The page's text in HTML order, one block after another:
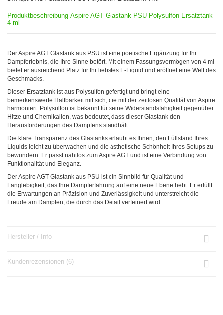
Produktbeschreibung Aspire AGT Glastank PSU Polysulfon Ersatztank
4 ml
Der Aspire AGT Glastank aus PSU ist eine poetische Ergänzung für Ihr
Dampferlebnis, die Ihre Sinne betört. Mit einem Fassungsvermögen von 4 ml
bietet er ausreichend Platz für Ihr liebstes E-Liquid und eröffnet eine Welt des
Geschmacks.
Dieser Ersatztank ist aus Polysulfon gefertigt und bringt eine
bemerkenswerte Haltbarkeit mit sich, die mit der zeitlosen Qualität von Aspire
harmoniert. Polysulfon ist bekannt für seine Widerstandsfähigkeit gegenüber
Hitze und Chemikalien, was bedeutet, dass dieser Glastank den
Herausforderungen des Dampfens standhält.
Die klare Transparenz des Glastanks erlaubt es Ihnen, den Füllstand Ihres
Liquids leicht zu überwachen und die ästhetische Schönheit Ihres Setups zu
bewundern. Er passt nahtlos zum Aspire AGT und ist eine Verbindung von
Funktionalität und Eleganz.
Der Aspire AGT Glastank aus PSU ist ein Sinnbild für Qualität und
Langlebigkeit, das Ihre Dampferfahrung auf eine neue Ebene hebt. Er erfüllt
die Erwartungen an Präzision und Zuverlässigkeit und unterstreicht die
Freude am Dampfen, die durch das Detail verfeinert wird.
Hersteller / Info
Kundenrezensionen (6)